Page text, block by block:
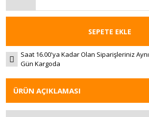
SEPETE EKLE
Saat 16.00'ya Kadar Olan Siparişleriniz Aynı
Gün Kargoda
ÜRÜN AÇIKLAMASI